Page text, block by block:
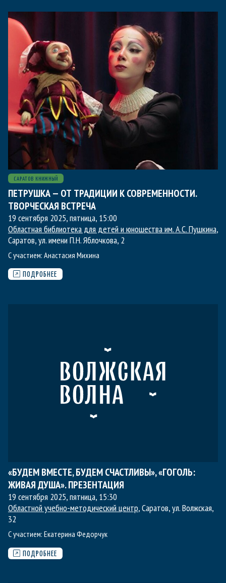
САРАТОВ КНИЖНЫЙ
ПЕТРУШКА — ОТ ТРАДИЦИИ К СОВРЕМЕННОСТИ.
ТВОРЧЕСКАЯ ВСТРЕЧА
19 сентября 2025, пятница, 15:00
Областная библиотека для детей и юношества им. А.С. Пушкина,
Саратов, ул. имени П.Н. Яблочкова, 2
С участием: Анастасия Михина
ПОДРОБНЕЕ
«БУДЕМ ВМЕСТЕ, БУДЕМ СЧАСТЛИВЫ», «ГОГОЛЬ:
ЖИВАЯ ДУША». ПРЕЗЕНТАЦИЯ
19 сентября 2025, пятница, 15:30
Областной учебно-методический центр, Саратов, ул. Волжская,
32
С участием: Екатерина Федорчук
ПОДРОБНЕЕ